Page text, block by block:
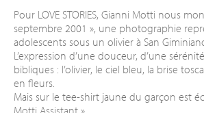
Pour LOVE STORIES, Gianni Motti nous
septembre 2001 », une photographie
adolescents sous un olivier à San
L’expression d’une douceur, d’une
bibliques : l’olivier, le ciel bleu, la brise
en fleurs.
Mais sur le tee-shirt jaune du garçon est
Motti Assistant ».